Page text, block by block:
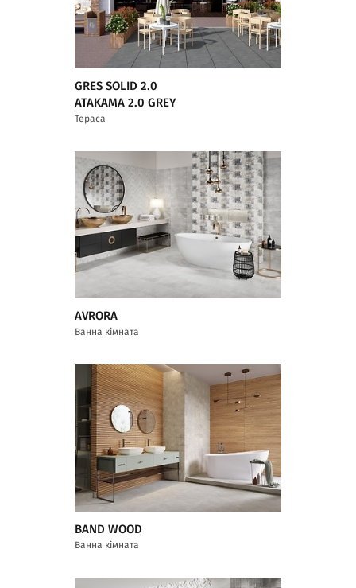
GRES SOLID 2.0
ATAKAMA 2.0 GREY
Тераса
AVRORA
Ванна кімната
BAND WOOD
Ванна кімната